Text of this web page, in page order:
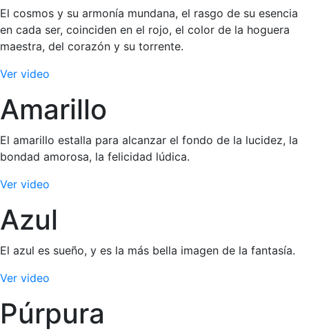
El cosmos y su armonía mundana, el rasgo de su esencia
en cada ser, coinciden en el rojo, el color de la hoguera
maestra, del corazón y su torrente.
Ver video
Amarillo
El amarillo estalla para alcanzar el fondo de la lucidez, la
bondad amorosa, la felicidad lúdica.
Ver video
Azul
El azul es sueño, y es la más bella imagen de la fantasía.
Ver video
Púrpura